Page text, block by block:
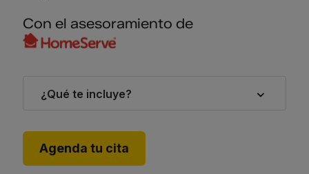
Con el asesoramiento de
¿Qué te incluye?
Agenda tu cita